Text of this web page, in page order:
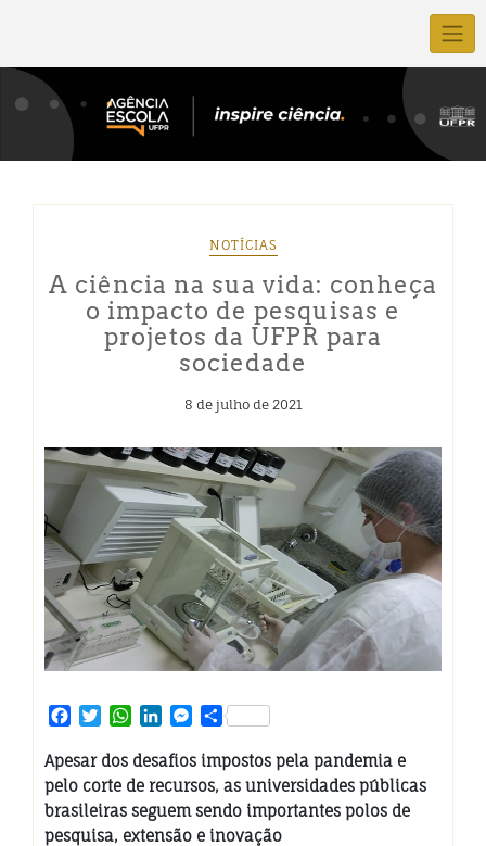
NOTÍCIAS
A ciência na sua vida: conheça
o impacto de pesquisas e
projetos da UFPR para
sociedade
8 de julho de 2021
Facebook
TwitterWhatsApp
LinkedInMessenger
Share
Apesar dos desafios impostos pela pandemia e
pelo corte de recursos, as universidades públicas
brasileiras seguem sendo importantes polos de
pesquisa, extensão e inovação